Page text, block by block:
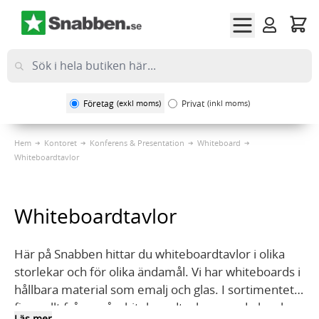
Företag (exkl moms) Privat (inkl moms)
Hem Kontoret Konferens & Presentation
Whiteboard
Whiteboardtavlor
Whiteboardtavlor
Här på Snabben hittar du whiteboardtavlor i olika
storlekar och för olika ändamål. Vi har whiteboards i
hållbara material som emalj och glas. I sortimentet
finns allt från små whiteboardtavlor som du kan ha